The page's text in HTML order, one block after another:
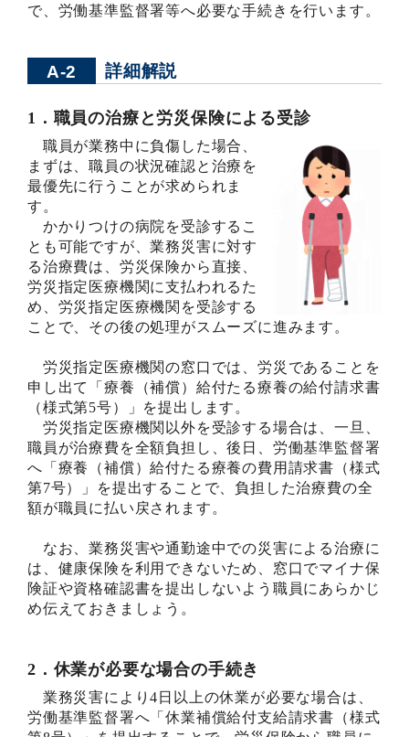
で、労働基準監督署等へ必要な手続きを行います。
A-2 詳細解説
1．職員の治療と労災保険による受診
職員が業務中に負傷した場合、
まずは、職員の状況確認と治療を
最優先に行うことが求められま
す。
かかりつけの病院を受診するこ
とも可能ですが、業務災害に対す
る治療費は、労災保険から直接、
労災指定医療機関に支払われるた
め、労災指定医療機関を受診する
ことで、その後の処理がスムーズに進みます。
労災指定医療機関の窓口では、労災であることを
申し出て「療養（補償）給付たる療養の給付請求書
（様式第5号）」を提出します。
労災指定医療機関以外を受診する場合は、一旦、
職員が治療費を全額負担し、後日、労働基準監督署
へ「療養（補償）給付たる療養の費用請求書（様式
第7号）」を提出することで、負担した治療費の全
額が職員に払い戻されます。
なお、業務災害や通勤途中での災害による治療に
は、健康保険を利用できないため、窓口でマイナ保
険証や資格確認書を提出しないよう職員にあらかじ
め伝えておきましょう。
2．休業が必要な場合の手続き
業務災害により4日以上の休業が必要な場合は、
労働基準監督署へ「休業補償給付支給請求書（様式